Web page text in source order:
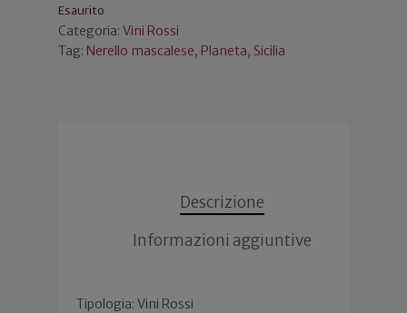
Esaurito
Categoria: Vini Rossi
Tag: Nerello mascalese, Planeta, Sicilia
Descrizione
Informazioni aggiuntive
Tipologia: Vini Rossi